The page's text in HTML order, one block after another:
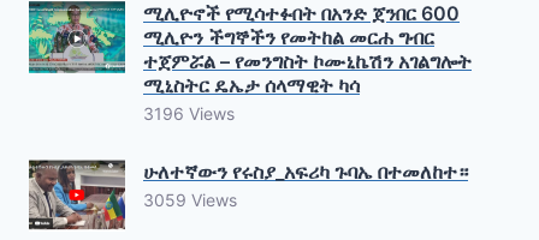
ሚሊዮኖች የሚሳተፉበት በአንድ ጀንበር 600
ሚሊዮን ችግኞችን የመትከል መርሐ ግብር
ተጀምሯል – የመንግስት ኮሙኒኬሽን አገልግሎት
ሚኒስትር ዴኤታ ሰላማዊት ካሳ
3196 Views
ሁለተኛውን የሩስያ_አፍሪካ ጉባኤ በተመለከተ።
3059 Views